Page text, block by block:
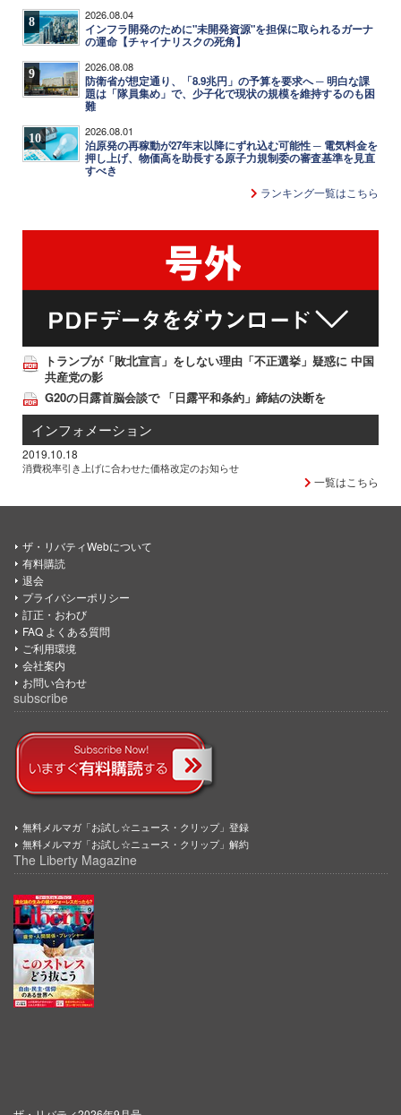
8 2026.08.04
インフラ開発のために"未開発資源"を担保に取られるガーナ
の運命【チャイナリスクの死角】
9 2026.08.08
防衛省が想定通り、「8.9兆円」の予算を要求へ ─ 明白な課
題は「隊員集め」で、少子化で現状の規模を維持するのも困
難
10 2026.08.01
泊原発の再稼動が27年末以降にずれ込む可能性 ─ 電気料金を
押し上げ、物価高を助長する原子力規制委の審査基準を見直
すべき
ランキング一覧はこちら
トランプが「敗北宣言」をしない理由「不正選挙」疑惑に 中国
共産党の影
G20の日露首脳会談で 「日露平和条約」締結の決断を
インフォメーション
2019.10.18
消費税率引き上げに合わせた価格改定のお知らせ
一覧はこちら
ザ・リバティWebについて
有料購読
退会
プライバシーポリシー
訂正・おわび
FAQ よくある質問
ご利用環境
会社案内
お問い合わせ
subscribe
無料メルマガ「お試し☆ニュース・クリップ」登録
無料メルマガ「お試し☆ニュース・クリップ」解約
The Liberty Magazine